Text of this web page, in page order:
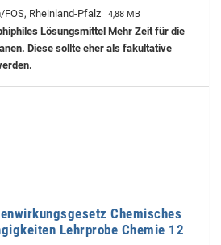
Rheinland-Pfalz 4,88 MB
Lösungsmittel Mehr Zeit für die
Diese sollte eher als fakultative
Chemisches
Lehrprobe Chemie 12